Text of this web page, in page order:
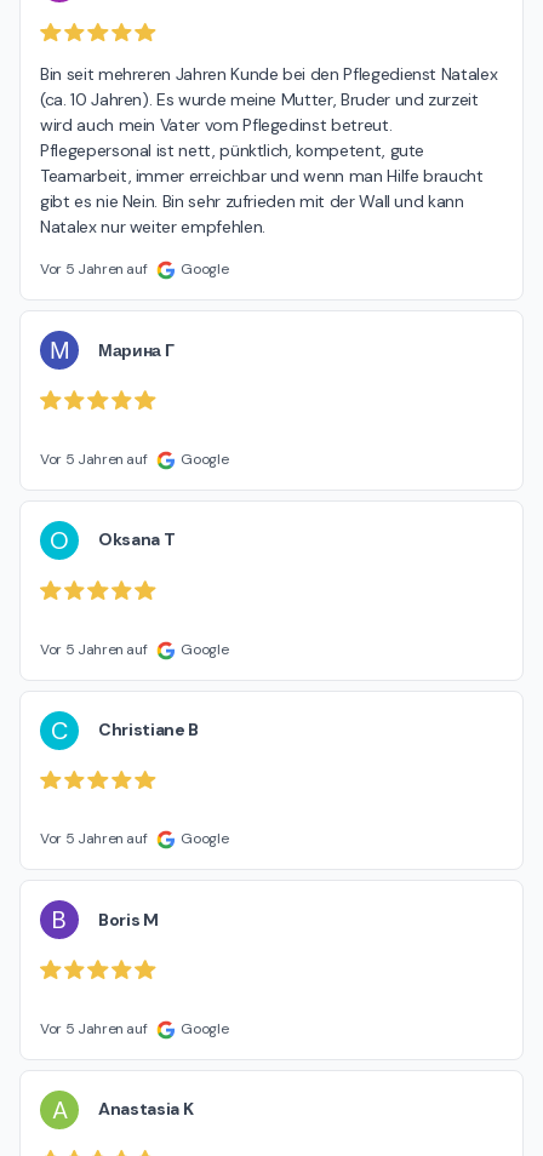
Bin seit mehreren Jahren Kunde bei den Pflegedienst Natalex
(ca. 10 Jahren). Es wurde meine Mutter, Bruder und zurzeit
wird auch mein Vater vom Pflegedinst betreut.
Pflegepersonal ist nett, pünktlich, kompetent, gute
Teamarbeit, immer erreichbar und wenn man Hilfe braucht
gibt es nie Nein. Bin sehr zufrieden mit der Wall und kann
Natalex nur weiter empfehlen.
Vor 5 Jahren auf Google
М Марина Г
Vor 5 Jahren auf Google
O Oksana T
Vor 5 Jahren auf Google
C Christiane B
Vor 5 Jahren auf Google
B Boris M
Vor 5 Jahren auf Google
A Anastasia K